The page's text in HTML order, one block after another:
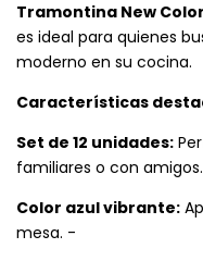
Tramontina New
es ideal para quienes
moderno en su cocina.
Características
Set de 12 unidades:
familiares o con
Color azul vibrante:
mesa. -